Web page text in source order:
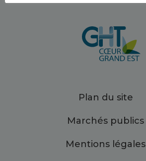
Plan du site
Marchés publics
Mentions légales